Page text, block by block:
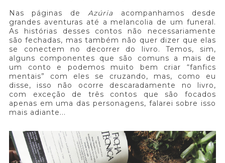
Nas páginas deAzúria acompanhamos desde
grandes aventuras até a melancolia de um funeral.
As histórias desses contos não necessariamente
são fechadas, mas também não quer dizer que elas
se conectem no decorrer do livro. Temos, sim,
alguns componentes que são comuns a mais de
um conto e podemos muito bem criar “fanfics
mentais” com eles se cruzando, mas, como eu
disse, isso não ocorre descaradamente no livro,
com exceção de três contos que são focados
apenas em uma das personagens, falarei sobre isso
mais adiante...